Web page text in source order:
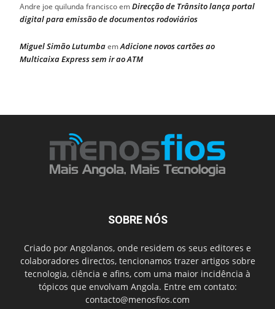
Andre joe quilunda franciscoemDirecção de Trânsito lança portal
digital para emissão de documentos rodoviários
Miguel Simão LutumbaemAdicione novos cartões ao
Multicaixa Express sem ir ao ATM
SOBRE NÓS
Criado por Angolanos, onde residem os seus editores e
colaboradores directos, tencionamos trazer artigos sobre
tecnologia, ciência e afins, com uma maior incidência à
tópicos que envolvam Angola. Entre em contato:
contacto@menosfios.com